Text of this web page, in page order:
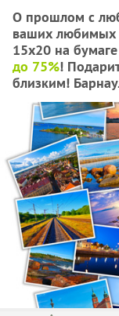
О прошлом с
ваших любимых
15х20 на бумаге
до 75%!
близким!